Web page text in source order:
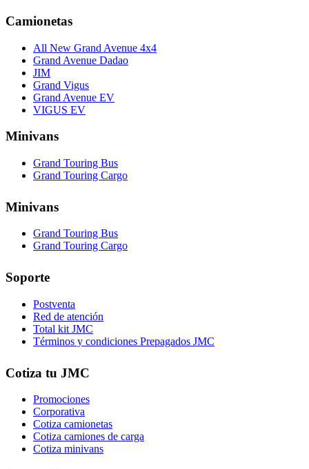
Camionetas
All New Grand Avenue 4x4
Grand Avenue Dadao
JIM
Grand Vigus
Grand Avenue EV
VIGUS EV
Minivans
Grand Touring Bus
Grand Touring Cargo
Minivans
Grand Touring Bus
Grand Touring Cargo
Soporte
Postventa
Red de atención
Total kit JMC
Términos y condiciones Prepagados JMC
Cotiza tu JMC
Promociones
Corporativa
Cotiza camionetas
Cotiza camiones de carga
Cotiza minivans